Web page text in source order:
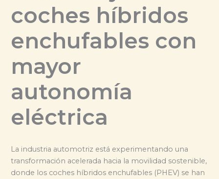
coches híbridos
enchufables con
mayor
autonomía
eléctrica
La industria automotriz está experimentando una
transformación acelerada hacia la movilidad sostenible,
donde los coches híbridos enchufables (PHEV) se han